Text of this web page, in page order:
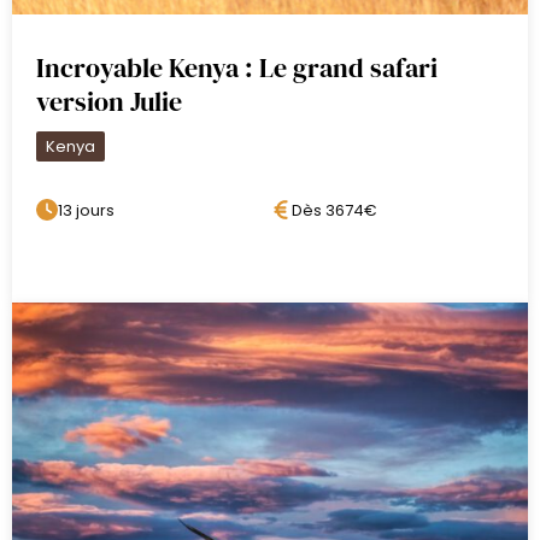
Autrefois emblème du parc, les
immenses colonies de flamants ont
diminué depuis la montée des eaux
ils se nourrissent. Il reste cependant
d’oiseaux : plus de 400 espèces
recensées, faisant du lac un paradis
pour les ornithologues.
Dîner et nuit au Flamingo Hill Tented
Camp.
Incroyable Kenya : Le grand safari
version Julie
Kenya
13 jours Dès 3674€